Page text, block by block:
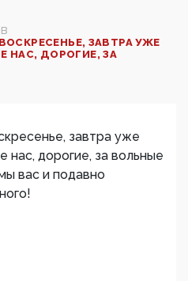
ЗАВТРА УЖЕ
НАС, ДОРОГИЕ, ЗА
завтра уже
нас, дорогие, за вольные
вас и подавно